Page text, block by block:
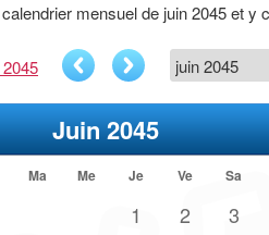
mensuel de juin 2045 et y
Juin 2045
Ma Me Je Ve Sa
1 2 3